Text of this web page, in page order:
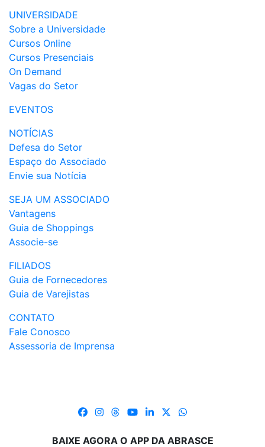
UNIVERSIDADE
Sobre a Universidade
Cursos Online
Cursos Presenciais
On Demand
Vagas do Setor
EVENTOS
NOTÍCIAS
Defesa do Setor
Espaço do Associado
Envie sua Notícia
SEJA UM ASSOCIADO
Vantagens
Guia de Shoppings
Associe-se
FILIADOS
Guia de Fornecedores
Guia de Varejistas
CONTATO
Fale Conosco
Assessoria de Imprensa
BAIXE AGORA O APP DA ABRASCE